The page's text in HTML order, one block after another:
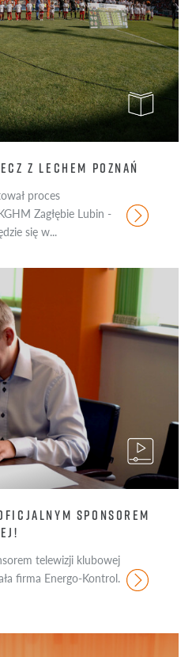
Z LECHEM POZNAŃ
proces
Zagłębie Lubin -
się w...
SPONSOREM
telewizji klubowej
firma Energo-Kontrol.